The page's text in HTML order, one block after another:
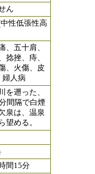
ん
性低張性高
、五十肩、
捻挫、痔、
、火傷、皮
婦人病
を遡った、
間隔で白煙
泉は、温泉
望める。
間15分